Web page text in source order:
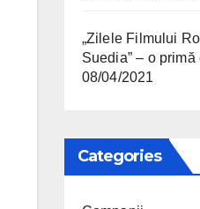
„Zilele Filmului
Suedia” – o
08/04/2021
Categories